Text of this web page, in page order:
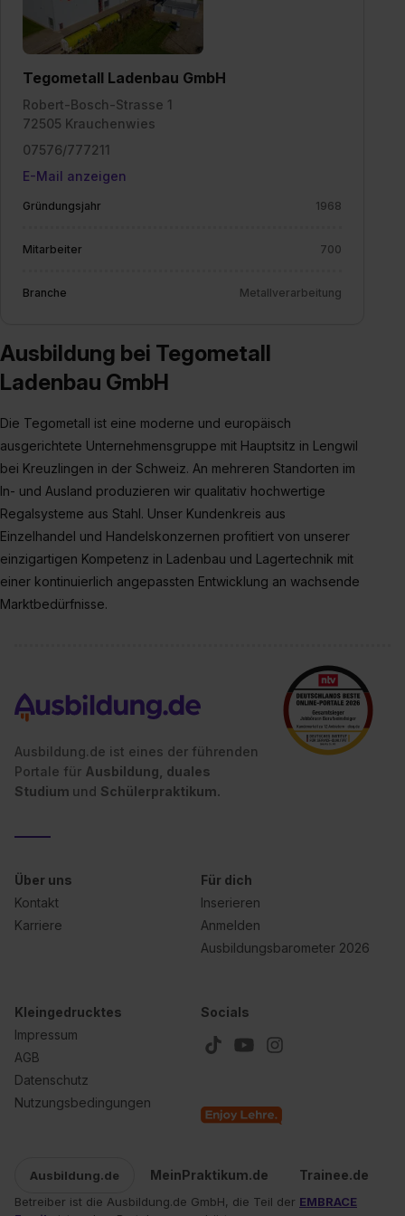
Einstellungen“ widerrufen. Weitere Informationen zu den
einzelnen Cookies findest du durch Klick auf „Details
Impressum.
Tegometall Ladenbau GmbH
Robert-Bosch-Strasse 1
72505 Krauchenwies
07576/777211
E-Mail anzeigen
Gründungsjahr 1968
Mitarbeiter 700
Branche Metallverarbeitung
Ausbildung bei Tegometall
Ladenbau GmbH
Die Tegometall ist eine moderne und europäisch
ausgerichtete Unternehmensgruppe mit Hauptsitz in Lengwil
bei Kreuzlingen in der Schweiz. An mehreren Standorten im
In- und Ausland produzieren wir qualitativ hochwertige
Regalsysteme aus Stahl. Unser Kundenkreis aus
Einzelhandel und Handelskonzernen profitiert von unserer
einzigartigen Kompetenz in Ladenbau und Lagertechnik mit
einer kontinuierlich angepassten Entwicklung an wachsende
Marktbedürfnisse.
Ausbildung.de ist eines der führenden
Portale für Ausbildung, duales
Studium und Schülerpraktikum.
Über uns
Kontakt
Karriere
Für dich
Inserieren
Anmelden
Ausbildungsbarometer 2026
Kleingedrucktes
Impressum
AGB
Datenschutz
Nutzungsbedingungen
Socials
Ausbildung.de MeinPraktikum.de Trainee.de
Betreiber ist die Ausbildung.de GmbH, die Teil der EMBRACE